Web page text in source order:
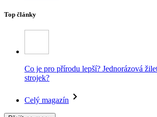
Top články
Co je pro přírodu lepší? Jednorázová
strojek?
Celý magazín